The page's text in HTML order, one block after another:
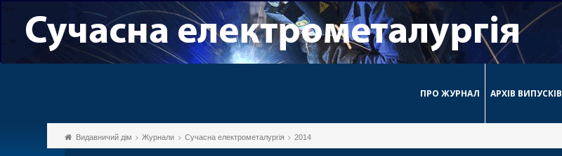
ПРО ЖУРНАЛ АРХІВ ВИПУСКІВ
Видавничий дім Журнали Сучасна електрометалургія 2014